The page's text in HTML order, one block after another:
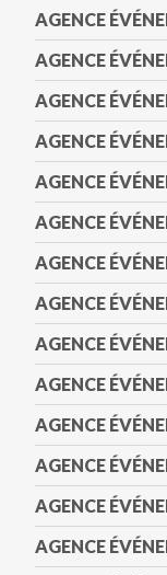
AGENCE
AGENCE
AGENCE
AGENCE
AGENCE
AGENCE
AGENCE
AGENCE
AGENCE
AGENCE
AGENCE
AGENCE
AGENCE
AGENCE